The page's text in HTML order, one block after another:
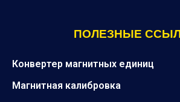
ПОЛЕЗНЫЕ
Конвертер магнитных единиц
Магнитная калибровка